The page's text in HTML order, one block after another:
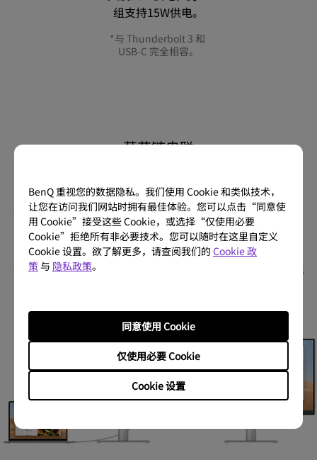
BenQ 重视您的数据隐私。我们使用 Cookie 和类似技术，
让您在访问我们网站时拥有最佳体验。您可以点击“同意使
用 Cookie”接受这些 Cookie，或选择“仅使用必要
Cookie”拒绝所有非必要技术。您可以随时在这里自定义
Cookie 设置。欲了解更多，请查阅我们的 Cookie 政
策 与 隐私政策。
Cookie 设置
仅使用必要 Cookie
同意使用 Cookie
组支持15W供电。
*与 Thunderbolt 3 和
USB-C 完全相容。
菊花链串联
一眼尽览项目日程、创作空间与创意视野。最高支持双 5K
屏幕，让你看清每一处细节，拥有更开阔的思考与创作空
间。
*由于 Apple Silicon M1 和 M2 芯片本身不支持多屏幕输出，因此无